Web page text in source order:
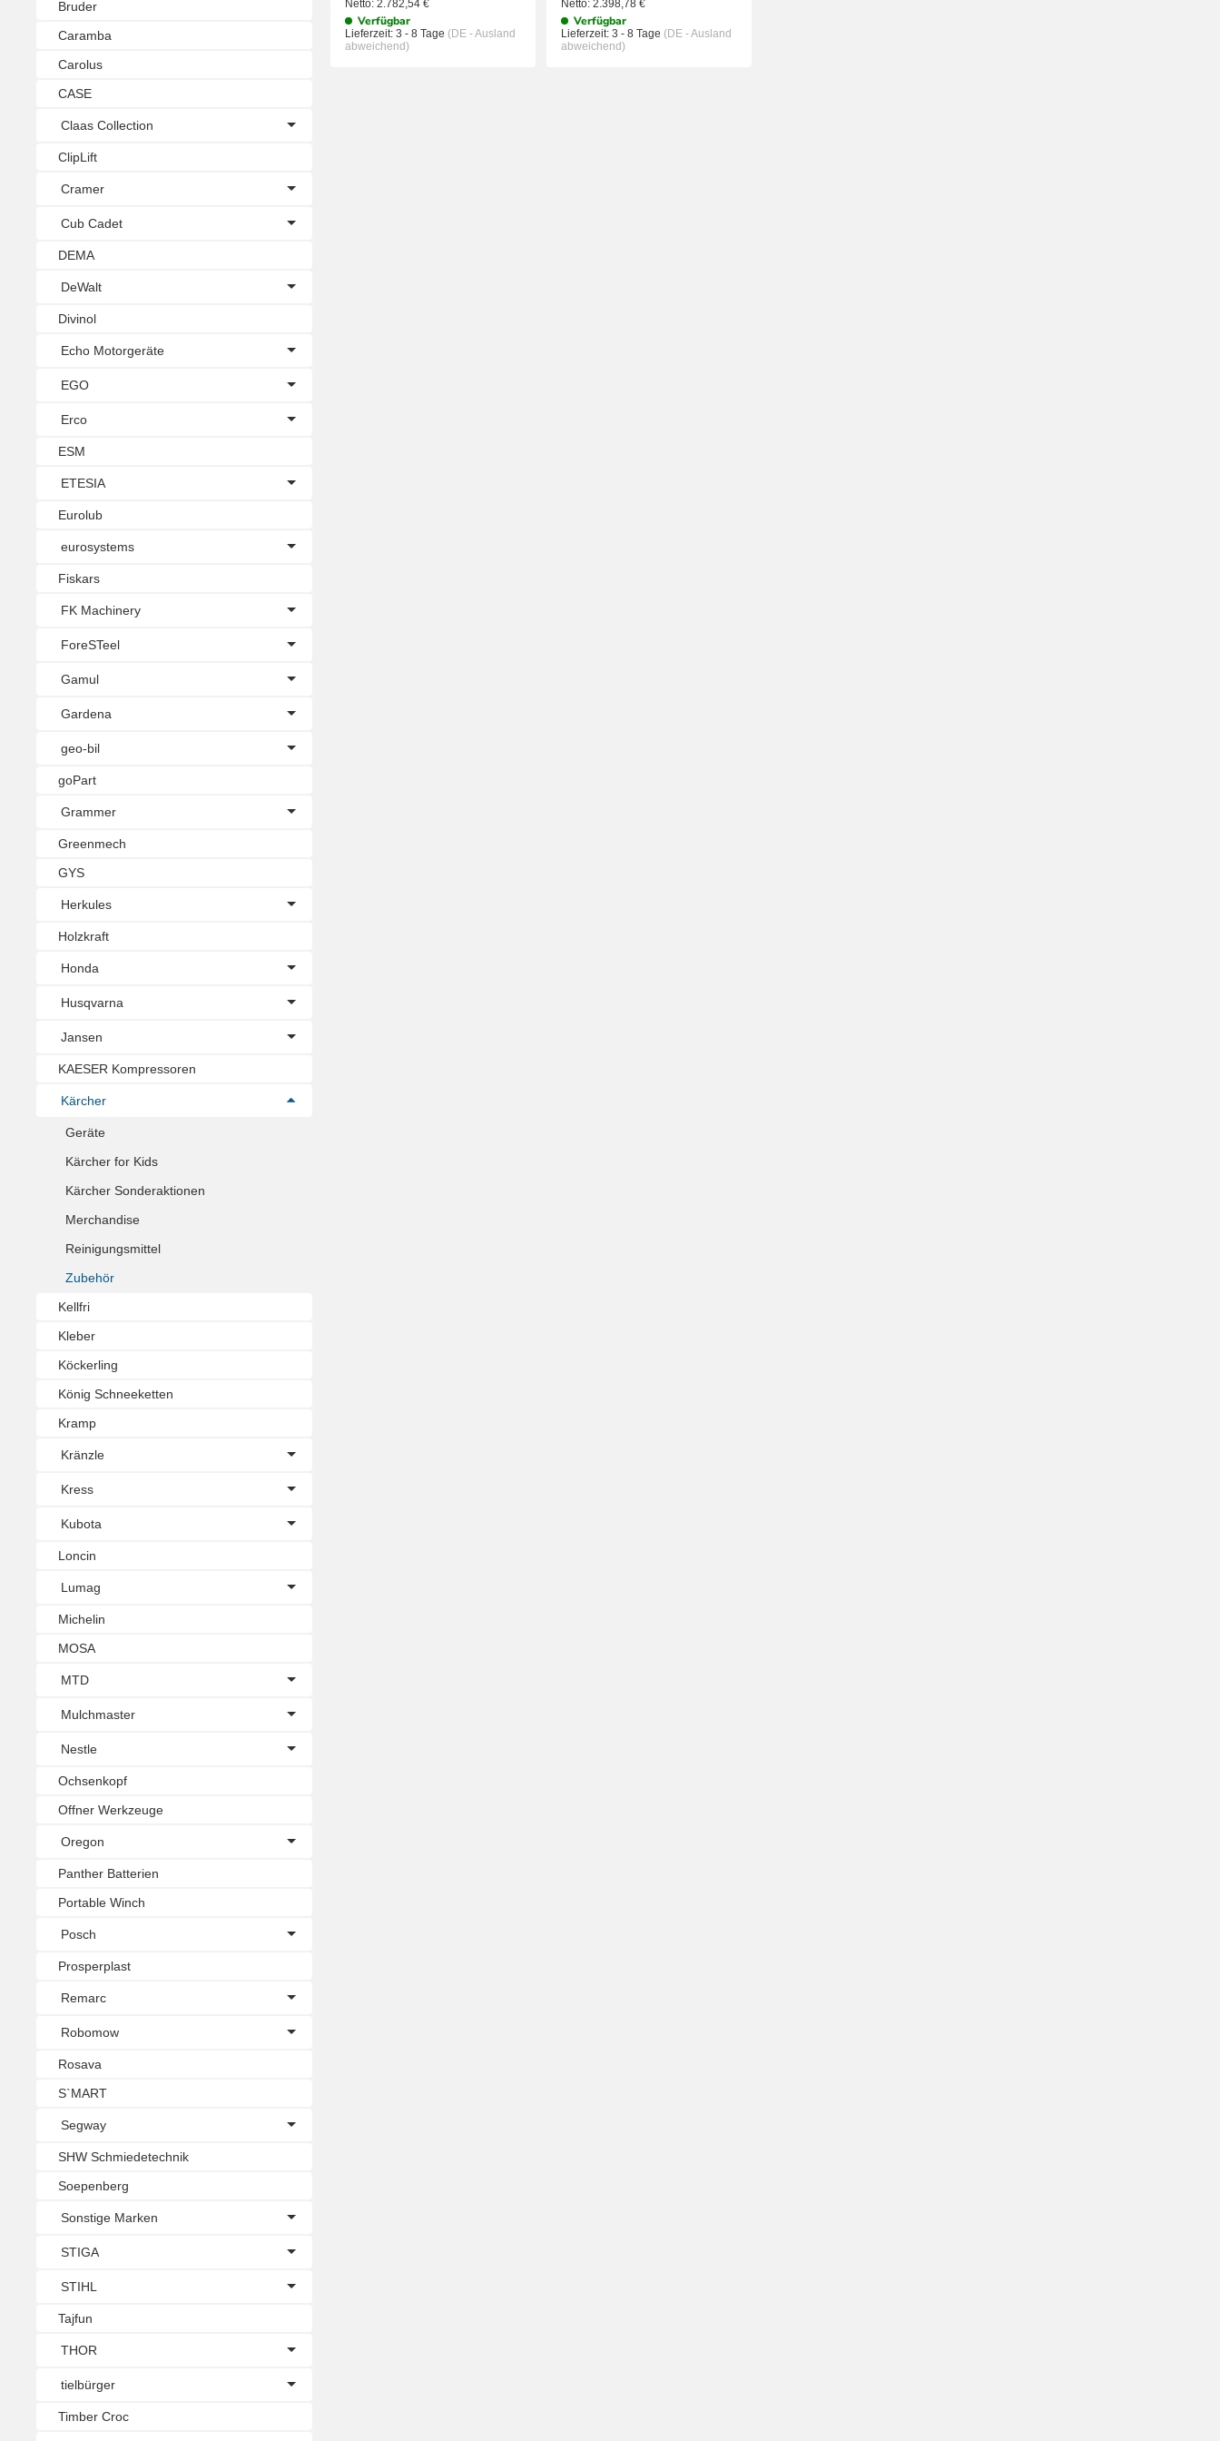
Netto: 2.782,54 €
Verfügbar
Lieferzeit: 3 - 8 Tage (DE - Ausland
abweichend)
Netto: 2.398,78 €
Verfügbar
Lieferzeit: 3 - 8 Tage (DE - Ausland
abweichend)
Bruder
Caramba
Carolus
CASE
Claas Collection
ClipLift
Cramer
Cub Cadet
DEMA
DeWalt
Divinol
Echo Motorgeräte
EGO
Erco
ESM
ETESIA
Eurolub
eurosystems
Fiskars
FK Machinery
ForeSTeel
Gamul
Gardena
geo-bil
goPart
Grammer
Greenmech
GYS
Herkules
Holzkraft
Honda
Husqvarna
Jansen
KAESER Kompressoren
Kärcher
Geräte
Kärcher for Kids
Kärcher Sonderaktionen
Merchandise
Reinigungsmittel
Zubehör
Kellfri
Kleber
Köckerling
König Schneeketten
Kramp
Kränzle
Kress
Kubota
Loncin
Lumag
Michelin
MOSA
MTD
Mulchmaster
Nestle
Ochsenkopf
Offner Werkzeuge
Oregon
Panther Batterien
Portable Winch
Posch
Prosperplast
Remarc
Robomow
Rosava
S`MART
Segway
SHW Schmiedetechnik
Soepenberg
Sonstige Marken
STIGA
STIHL
Tajfun
THOR
tielbürger
Timber Croc